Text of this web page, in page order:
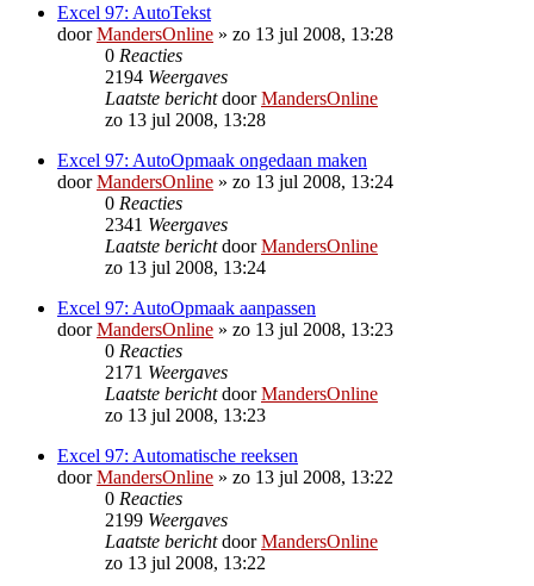
Excel 97: AutoTekst
doorMandersOnline » zo 13 jul 2008, 13:28
0 Reacties
2194 Weergaves
Laatste berichtdoorMandersOnline
zo 13 jul 2008, 13:28
Excel 97: AutoOpmaak ongedaan maken
doorMandersOnline » zo 13 jul 2008, 13:24
0 Reacties
2341 Weergaves
Laatste berichtdoorMandersOnline
zo 13 jul 2008, 13:24
Excel 97: AutoOpmaak aanpassen
doorMandersOnline » zo 13 jul 2008, 13:23
0 Reacties
2171 Weergaves
Laatste berichtdoorMandersOnline
zo 13 jul 2008, 13:23
Excel 97: Automatische reeksen
doorMandersOnline » zo 13 jul 2008, 13:22
0 Reacties
2199 Weergaves
Laatste berichtdoorMandersOnline
zo 13 jul 2008, 13:22